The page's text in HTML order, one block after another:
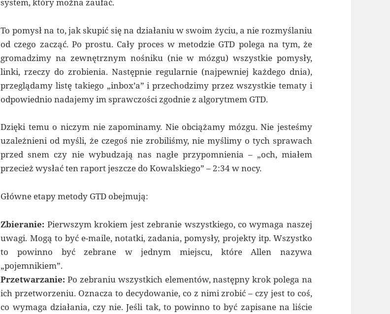
system, który można zaufać.
To pomysł na to, jak skupić się na działaniu w swoim życiu, a nie rozmyślaniu
od czego zacząć. Po prostu. Cały proces w metodzie GTD polega na tym, że
gromadzimy na zewnętrznym nośniku (nie w mózgu) wszystkie pomysły,
linki, rzeczy do zrobienia. Następnie regularnie (najpewniej każdego dnia),
przeglądamy listę takiego „inbox’a” i przechodzimy przez wszystkie tematy i
odpowiednio nadajemy im sprawczości zgodnie z algorytmem GTD.
Dzięki temu o niczym nie zapominamy. Nie obciążamy mózgu. Nie jesteśmy
uzależnieni od myśli, że czegoś nie zrobiliśmy, nie myślimy o tych sprawach
przed snem czy nie wybudzają nas nagłe przypomnienia – „och, miałem
przecież wysłać ten raport jeszcze do Kowalskiego” – 2:34 w nocy.
Główne etapy metody GTD obejmują:
Zbieranie: Pierwszym krokiem jest zebranie wszystkiego, co wymaga naszej
uwagi. Mogą to być e-maile, notatki, zadania, pomysły, projekty itp. Wszystko
to powinno być zebrane w jednym miejscu, które Allen nazywa
„pojemnikiem”.
Przetwarzanie: Po zebraniu wszystkich elementów, następny krok polega na
ich przetworzeniu. Oznacza to decydowanie, co z nimi zrobić – czy jest to coś,
co wymaga działania, czy nie. Jeśli tak, to powinno to być zapisane na liście